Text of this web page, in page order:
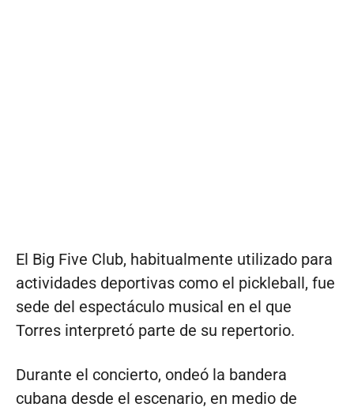
El Big Five Club, habitualmente utilizado para
actividades deportivas como el pickleball, fue
sede del espectáculo musical en el que
Torres interpretó parte de su repertorio.
Durante el concierto, ondeó la bandera
cubana desde el escenario, en medio de